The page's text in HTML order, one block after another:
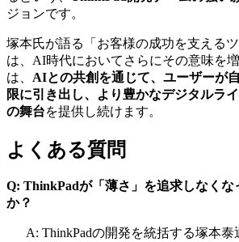
ジョンです。
塚本氏が語る「お客様の成功を支える
は、AI時代においてさらにその意味を
は、 AIとの共創を通じて、ユーザーが
限に引き出し、より豊かなデジタルラ
の舞台を提供し続けます。
よくある質問
Q: ThinkPadが「薄さ」を追求しなくな
か？
A: ThinkPadの開発を統括する塚本